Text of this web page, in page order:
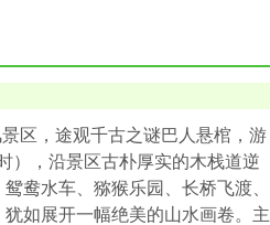
区，途观千古之谜巴人悬棺，游
），沿景区古朴厚实的木栈道逆
鸯水车、猕猴乐园、长桥飞渡、
如展开一幅绝美的山水画卷。主